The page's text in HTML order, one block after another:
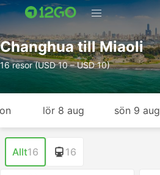
Changhua till Miaoli
16 resor (USD 10 – USD 10)
lör 8 aug sön 9 aug
Allt16 16